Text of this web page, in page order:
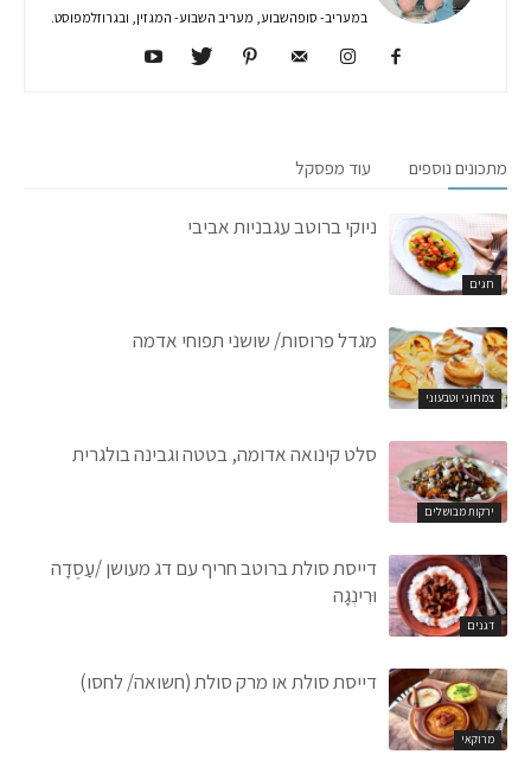
במעריב- סופהשבוע, מעריב השבוע- המגזין, ובגרוזלמפוסט.
מתכונים נוספים עוד מפסקל
חגים
ניוקי ברוטב עגבניות אביבי
צמחוני וטבעוני
מגדל פרוסות/ שושני תפוחי אדמה
ירקות מבושלים
סלט קינואה אדומה, בטטה וגבינה בולגרית
דגנים
דייסת סולת ברוטב חריף עם דג מעושן /עַסֶדָה
וּרִינְגָה
מרוקאי
דייסת סולת או מרק סולת (חשואה/ לחסו)